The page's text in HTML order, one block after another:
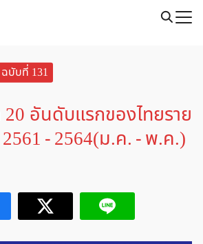
บับที่ 131
อันดับแรกของไทยราย
- 2564(ม.ค. - พ.ค.)